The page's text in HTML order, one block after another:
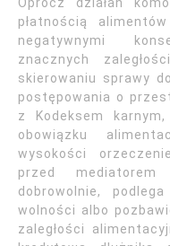
płatnością
negatywnymi
znacznych
skierowaniu sprawy
postępowania o
z Kodeksem
obowiązku
wysokości
przed
dobrowolnie,
wolności albo
zaległości